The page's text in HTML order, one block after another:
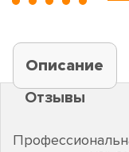
Описание
Отзывы